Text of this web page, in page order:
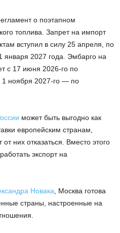
о поэтапном
топлива. Запрет на импорт
вступил в силу 25 апреля, по
января 2027 года. Эмбарго на
с 17 июня 2026-го по
1 ноября 2027-го — по
может быть выгодно как
европейским странам,
них отказаться. Вместо этого
экспорт на
Новака , Москва готова
страны, настроенные на